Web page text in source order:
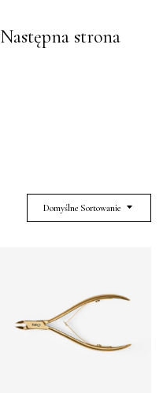
Następna strona
Domyślne Sortowanie